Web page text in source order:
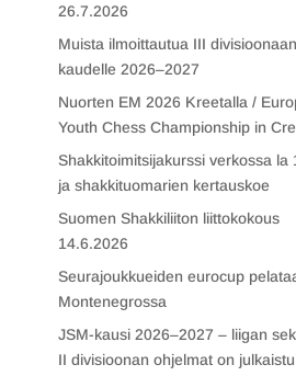
26.7.2026
Muista ilmoittautua III
kaudelle 2026–2027
Nuorten EM 2026 Kreetalla /
Youth Chess Championship in
Shakkitoimitsijakurssi verkossa la
ja shakkituomarien kertauskoe
Suomen Shakkiliiton liittokokous
14.6.2026
Seurajoukkueiden eurocup
Montenegrossa
JSM-kausi 2026–2027 – liigan
II divisioonan ohjelmat on julkaistu